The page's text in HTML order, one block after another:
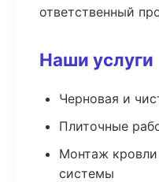
ответственный
Наши услуги
Черновая и
Плиточные
Монтаж
системы